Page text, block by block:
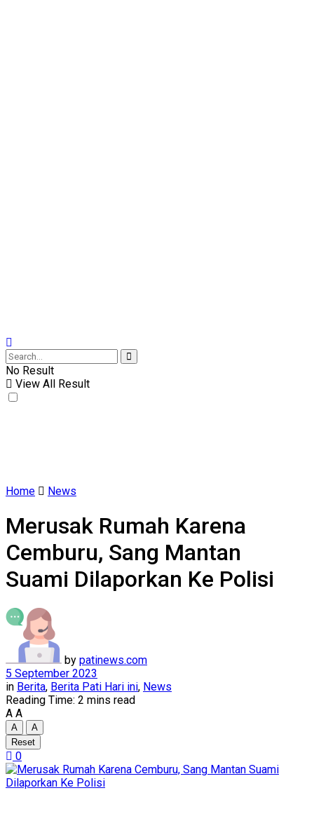
No Result
View All Result
Home News
Merusak Rumah Karena
Cemburu, Sang Mantan
Suami Dilaporkan Ke Polisi
by patinews.com
5 September 2023
in Berita, Berita Pati Hari ini, News
Reading Time: 2 mins read
A A
A
A
Reset
0